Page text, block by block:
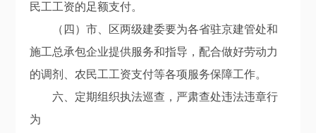
民工工资的足额支付。
（四）市、区两级建委要为各省驻京建管处和
施工总承包企业提供服务和指导，配合做好劳动力
的调剂、农民工工资支付等各项服务保障工作。
六、定期组织执法巡查，严肃查处违法违章行
为